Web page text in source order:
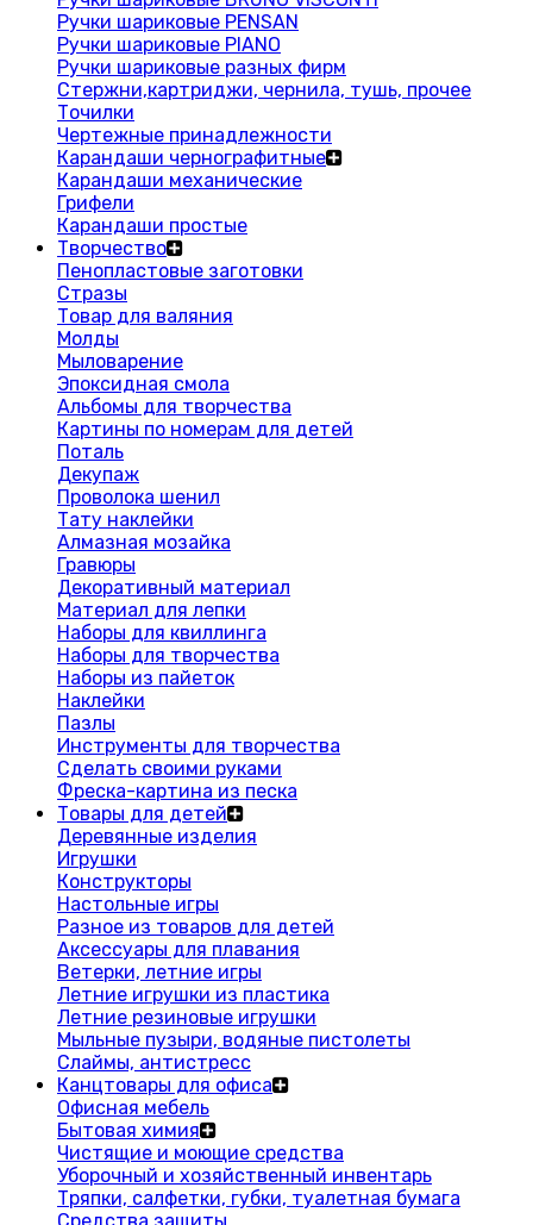
Ручки шариковые PENSAN
Ручки шариковые PIANO
Ручки шариковые разных фирм
Стержни,картриджи, чернила, тушь, прочее
Точилки
Чертежные принадлежности
Карандаши чернографитные
Карандаши механические
Грифели
Карандаши простые
Творчество
Пенопластовые заготовки
Стразы
Товар для валяния
Молды
Мыловарение
Эпоксидная смола
Альбомы для творчества
Картины по номерам для детей
Поталь
Декупаж
Проволока шенил
Тату наклейки
Алмазная мозайка
Гравюры
Декоративный материал
Материал для лепки
Наборы для квиллинга
Наборы для творчества
Наборы из пайеток
Наклейки
Пазлы
Инструменты для творчества
Сделать своими руками
Фреска-картина из песка
Товары для детей
Деревянные изделия
Игрушки
Конструкторы
Настольные игры
Разное из товаров для детей
Аксессуары для плавания
Ветерки, летние игры
Летние игрушки из пластика
Летние резиновые игрушки
Мыльные пузыри, водяные пистолеты
Слаймы, антистресс
Канцтовары для офиса
Офисная мебель
Бытовая химия
Чистящие и моющие средства
Уборочный и хозяйственный инвентарь
Тряпки, салфетки, губки, туалетная бумага